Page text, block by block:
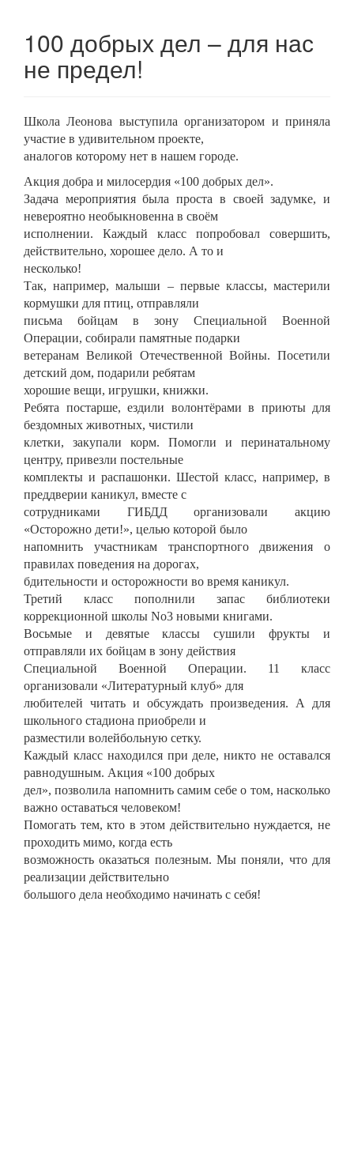
Акция добра и милосердия «100 добрых дел».
Задача мероприятия была проста в своей задумке, и
невероятно необыкновенна в своём
действительно, хорошее дело. А то и
Так, например, малыши – первые классы, мастерили
кормушки для птиц, отправляли
письма бойцам в зону Специальной Военной
Операции, собирали памятные подарки
ветеранам Великой Отечественной Войны. Посетили
детский дом, подарили ребятам
хорошие вещи, игрушки, книжки.
Ребята постарше, ездили волонтёрами в приюты для
бездомных животных, чистили
клетки, закупали корм. Помогли и перинатальному
центру, привезли постельные
комплекты и распашонки. Шестой класс, например, в
преддверии каникул, вместе с
сотрудниками ГИБДД организовали акцию
«Осторожно дети!», целью которой было
напомнить участникам транспортного движения о
правилах поведения на дорогах,
бдительности и осторожности во время каникул.
Третий класс пополнили запас библиотеки
коррекционной школы No3 новыми книгами.
Восьмые и девятые классы сушили фрукты и
отправляли их бойцам в зону действия
Специальной Военной Операции. 11 класс
организовали «Литературный клуб» для
любителей читать и обсуждать произведения. А для
школьного стадиона приобрели и
разместили волейбольную сетку.
Каждый класс находился при деле, никто не оставался
равнодушным. Акция «100 добрых
дел», позволила напомнить самим себе о том, насколько
важно оставаться человеком!
Помогать тем, кто в этом действительно нуждается, не
проходить мимо, когда есть
возможность оказаться полезным. Мы поняли, что для
реализации действительно
большого дела необходимо начинать с себя!